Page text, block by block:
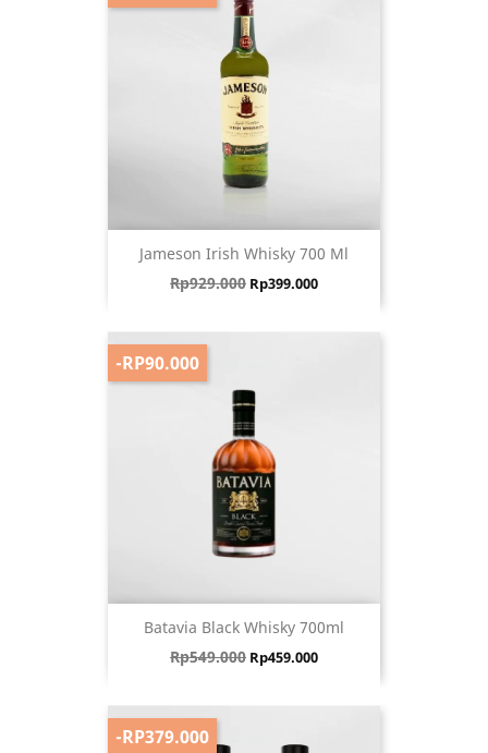
Jameson Irish Whisky 700 Ml
Harga biasa
Rp929.000 Harga
Rp399.000
Batavia Black Whisky 700ml
Harga biasa
Rp549.000 Harga
Rp459.000
-RP90.000
-RP379.000